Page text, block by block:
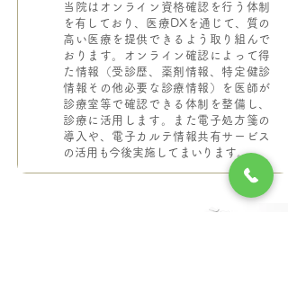
当院はオンライン資格確認を行う体制
を有しており、医療DXを通じて、質の
高い医療を提供できるよう取り組んで
おります。オンライン確認によって得
た情報（受診歴、薬剤情報、特定健診
情報その他必要な診療情報）を医師が
診療室等で確認できる体制を整備し、
診療に活用します。また電子処方箋の
導入や、電子カルテ情報共有サービス
の活用も今後実施してまいります。